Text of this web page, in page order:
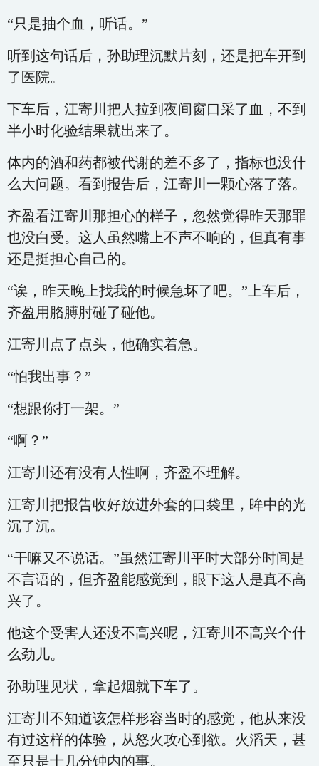
“只是抽个血，听话。”
听到这句话后，孙助理沉默片刻，还是把车开到
了医院。
下车后，江寄川把人拉到夜间窗口采了血，不到
半小时化验结果就出来了。
体内的酒和药都被代谢的差不多了，指标也没什
么大问题。看到报告后，江寄川一颗心落了落。
齐盈看江寄川那担心的样子，忽然觉得昨天那罪
也没白受。这人虽然嘴上不声不响的，但真有事
还是挺担心自己的。
“诶，昨天晚上找我的时候急坏了吧。”上车后，
齐盈用胳膊肘碰了碰他。
江寄川点了点头，他确实着急。
“怕我出事？”
“想跟你打一架。”
“啊？”
江寄川还有没有人性啊，齐盈不理解。
江寄川把报告收好放进外套的口袋里，眸中的光
沉了沉。
“干嘛又不说话。”虽然江寄川平时大部分时间是
不言语的，但齐盈能感觉到，眼下这人是真不高
兴了。
他这个受害人还没不高兴呢，江寄川不高兴个什
么劲儿。
孙助理见状，拿起烟就下车了。
江寄川不知道该怎样形容当时的感觉，他从来没
有过这样的体验，从怒火攻心到欲。火滔天，甚
至只是十几分钟内的事。